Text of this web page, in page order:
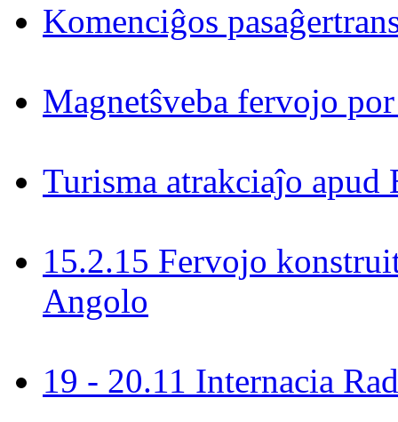
Komenciĝos
Magnetŝveba fervojo
Turisma atrakciaĵo apud
15.2.15 Fervojo
Angolo
19 - 20.11 Internacia